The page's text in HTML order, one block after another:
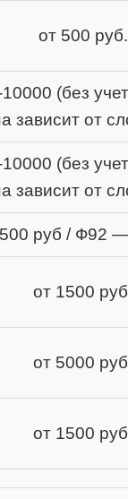
от 500 руб.
(без
зависит от
(без
зависит от
руб / Ф92
от 1500
от 5000
от 1500